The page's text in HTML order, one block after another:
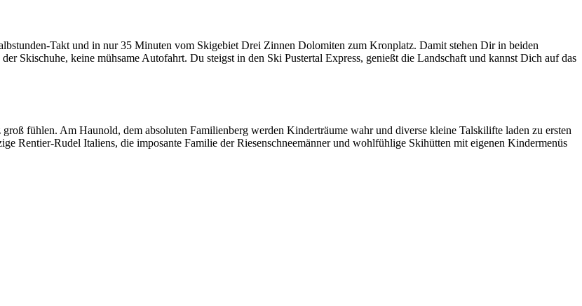
Takt und in nur 35 Minuten vom Skigebiet Drei Zinnen Dolomiten zum Kronplatz. Damit stehen Dir in beiden
Skischuhe, keine mühsame Autofahrt. Du steigst in den Ski Pustertal Express, genießt die Landschaft und kannst Dich auf das
fühlen. Am Haunold, dem absoluten Familienberg werden Kinderträume wahr und diverse kleine Talskilifte laden zu ersten
Rentier-Rudel Italiens, die imposante Familie der Riesenschneemänner und wohlfühlige Skihütten mit eigenen Kindermenüs